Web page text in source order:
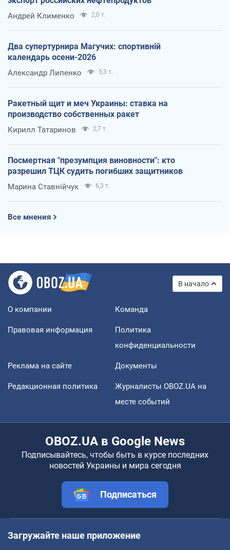
Андрей Клименко 2,0 т.
Два супертурнира Магучих: спортивній
календарь осени-2026
Александр Липенко 5,3 т.
Ракетный щит и меч Украины: ставка на
производство собственных ракет
Кирилл Татаринов 2,7 т.
Посмертная "презумпция виновности": кто
разрешил ТЦК судить погибших защитников
Марина Ставнійчук 6,3 т.
Все мнения
В начало
О компании Команда
Правовая информация
Политика
конфиденциальности
Реклама на сайте Документы
Редакционная политика
Журналисты OBOZ.UA на
месте событий
OBOZ.UA в Google News
Подписывайтесь, чтобы быть в курсе последних
новостей Украины и мира сегодня
Подписаться
Загружайте наше приложение